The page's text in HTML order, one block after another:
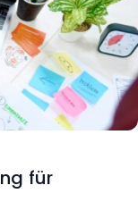
für